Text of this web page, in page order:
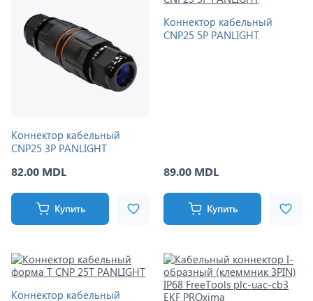
Коннектор кабельный
CNP25 3P PANLIGHT
82.00 MDL
Купить
Коннектор кабельный
CNP25 5P PANLIGHT
89.00 MDL
Купить
Коннектор кабельный